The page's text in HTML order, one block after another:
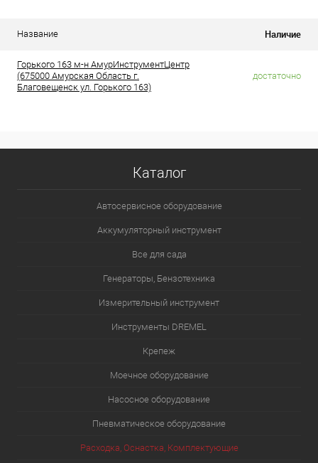
Название Наличие
Горького 163 м-н АмурИнструментЦентр
(675000 Амурская Область г.
Благовещенск ул. Горького 163)
достаточно
Каталог
Автосервисное оборудование
Аккумуляторный инструмент
Все для сада
Генераторы, Бензотехника
Измерительный инструмент
Инструменты DREMEL
Крепеж
Моечное оборудование
Насосное оборудование
Пневматическое оборудование
Расходка, Оснастка, Комплектующие